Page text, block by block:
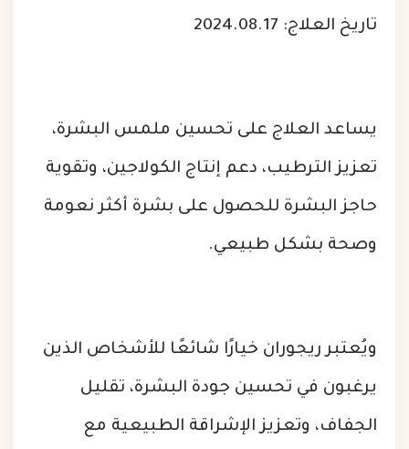
تاريخ العلاج: 2024.08.17
يساعد العلاج على تحسين ملمس البشرة،
تعزيز الترطيب، دعم إنتاج الكولاجين، وتقوية
حاجز البشرة للحصول على بشرة أكثر نعومة
وصحة بشكل طبيعي.
ويُعتبر ريجوران خيارًا شائعًا للأشخاص الذين
يرغبون في تحسين جودة البشرة، تقليل
الجفاف، وتعزيز الإشراقة الطبيعية مع